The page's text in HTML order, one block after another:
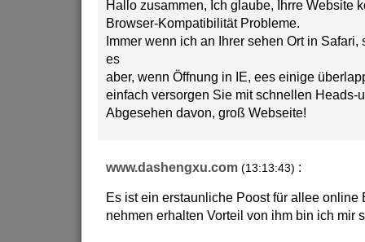
Hallo zusammen, Ich glaube, Ihrre Website
Browser-Kompatibilität Probleme.
Immer wenn ich an Ihrer sehen Ort in Safari,
es
aber, wenn Öffnung in IE, ees einige
einfach versorgen Sie mit schnellen Heads-
Abgesehen davon, groß Webseite!
www.dashengxu.com (13:13:43) :
Es ist ein erstaunliche Poost für allee online
nehmen erhalten Vorteil von ihm bin ich mir